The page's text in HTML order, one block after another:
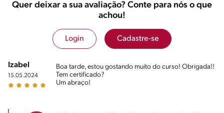
Quer deixar a sua avaliação? Conte para nós o que
achou!
Login Cadastre-se
Izabel
15.05.2024
Boa tarde, estou gostando muito do curso! Obrigada!!
Tem certificado?
Um abraço!